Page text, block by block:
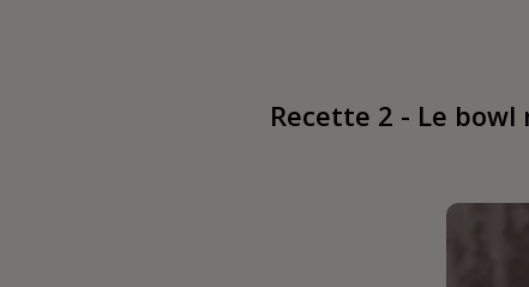
Recette 2 - Le